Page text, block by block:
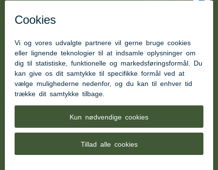
Børnehandicapområdet Aabenraa
Kom hurtigt til
Kontakt Børneinstitutionen Posekær
Kontakt Lille Kolstrup Aflastning
Kontakt Lille Kolstrup Børnehave